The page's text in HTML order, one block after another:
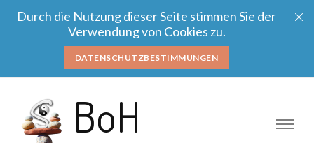
Durch die Nutzung dieser Seite stimmen Sie der
Verwendung von Cookies zu.
DATENSCHUTZBESTIMMUNGEN
BoH